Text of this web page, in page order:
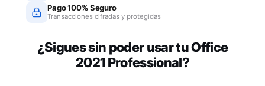
Pago 100% Seguro
Transacciones cifradas y protegidas
¿Sigues sin poder usar tu Office
2021 Professional?